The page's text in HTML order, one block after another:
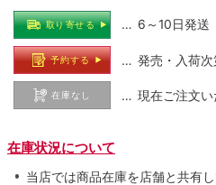
取り寄せる … 6～10日発送
予約する … 発売・入荷次
在庫なし … 現在ご注文い
在庫状況について
当店では商品在庫を店舗と共有